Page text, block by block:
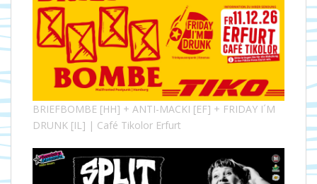
BRIEFBOMBE [HH] + ANTI-MACKI [EF] + FRIDAY I´M
DRUNK [IL] | Café Tikolor Erfurt